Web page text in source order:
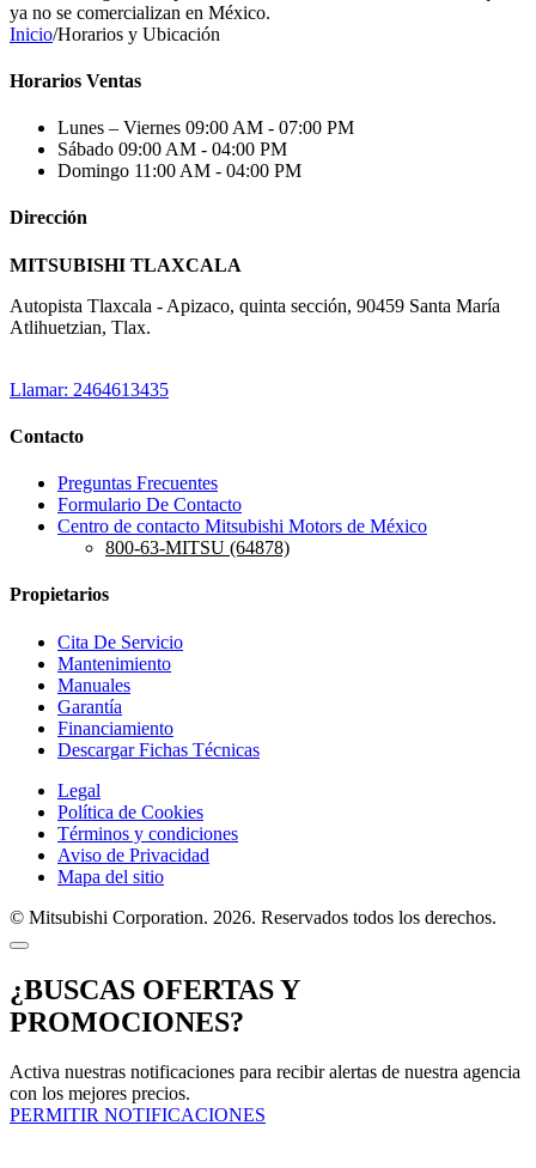
ya no se comercializan en México.
Inicio/Horarios y Ubicación
Horarios Ventas
Lunes – Viernes 09:00 AM - 07:00 PM
Sábado 09:00 AM - 04:00 PM
Domingo 11:00 AM - 04:00 PM
Dirección
MITSUBISHI TLAXCALA
Autopista Tlaxcala - Apizaco, quinta sección, 90459 Santa María
Atlihuetzian, Tlax.
Llamar: 2464613435
Contacto
Preguntas Frecuentes
Formulario De Contacto
Centro de contacto Mitsubishi Motors de México
800-63-MITSU (64878)
Propietarios
Cita De Servicio
Mantenimiento
Manuales
Garantía
Financiamiento
Descargar Fichas Técnicas
Legal
Política de Cookies
Términos y condiciones
Aviso de Privacidad
Mapa del sitio
© Mitsubishi Corporation. 2026. Reservados todos los derechos.
¿BUSCAS OFERTAS Y
PROMOCIONES?
Activa nuestras notificaciones para recibir alertas de nuestra agencia
con los mejores precios.
PERMITIR NOTIFICACIONES